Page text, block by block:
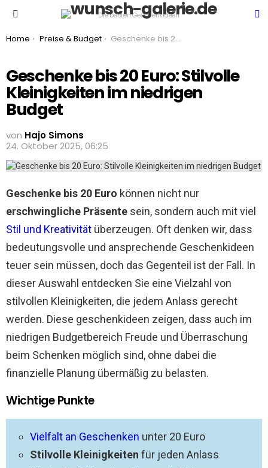
Die besten Geschenkideen
You are here:
Home Preise & Budget Geschenke bis 20 Euro: Stilvolle Kleinigkeiten im niedrigen Budget
Geschenke bis 20 Euro: Stilvolle
Kleinigkeiten im niedrigen
Budget
von Hajo Simons
24. Oktober 2025, 06:25
Geschenke bis 20 Euro können nicht nur
erschwingliche Präsente sein, sondern auch mit viel
Stil und Kreativität überzeugen. Oft denken wir, dass
bedeutungsvolle und ansprechende Geschenkideen
teuer sein müssen, doch das Gegenteil ist der Fall. In
dieser Auswahl entdecken Sie eine Vielzahl von
stilvollen Kleinigkeiten, die jedem Anlass gerecht
werden. Diese geschenkideen zeigen, dass auch im
niedrigen Budgetbereich Freude und Überraschung
beim Schenken möglich sind, ohne dabei die
finanzielle Planung übermäßig zu belasten.
Wichtige Punkte
Vielfalt an Geschenken unter 20 Euro
Stilvolle Kleinigkeiten für jeden Anlass